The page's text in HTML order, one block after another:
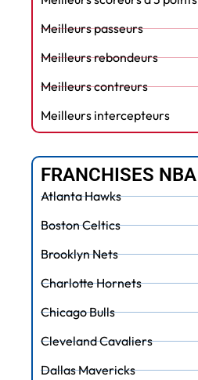
Meilleurs passeurs
Meilleurs rebondeurs
Meilleurs contreurs
Meilleurs intercepteurs
FRANCHISES NBA
Atlanta Hawks
Boston Celtics
Brooklyn Nets
Charlotte Hornets
Chicago Bulls
Cleveland Cavaliers
Dallas Mavericks